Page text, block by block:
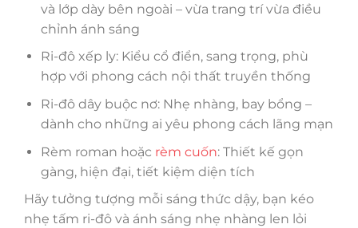
và lớp dày bên ngoài – vừa trang trí vừa điều
chỉnh ánh sáng
Ri-đô xếp ly: Kiểu cổ điển, sang trọng, phù
hợp với phong cách nội thất truyền thống
Ri-đô dây buộc nơ: Nhẹ nhàng, bay bổng –
dành cho những ai yêu phong cách lãng mạn
Rèm roman hoặc rèm cuốn: Thiết kế gọn
gàng, hiện đại, tiết kiệm diện tích
Hãy tưởng tượng mỗi sáng thức dậy, bạn kéo
nhẹ tấm ri-đô và ánh sáng nhẹ nhàng len lỏi